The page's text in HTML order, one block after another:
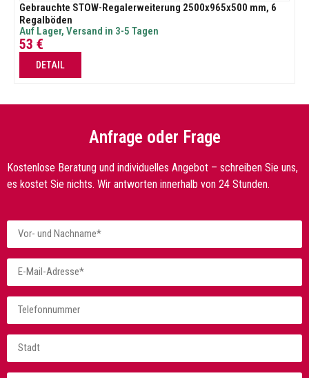
Gebrauchte STOW-Regalerweiterung 2500x965x500 mm, 6
Regalböden
Auf Lager, Versand in 3-5 Tagen
53 €
DETAIL
Anfrage oder Frage
Kostenlose Beratung und individuelles Angebot – schreiben Sie uns,
es kostet Sie nichts. Wir antworten innerhalb von 24 Stunden.